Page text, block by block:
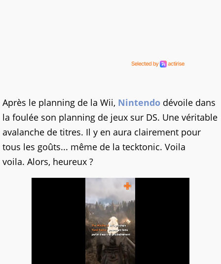
Après le planning de la Wii, Nintendo dévoile dans
la foulée son planning de jeux sur DS. Une véritable
avalanche de titres. Il y en aura clairement pour
tous les goûts... même de la tecktonic. Voila
voila. Alors, heureux ?